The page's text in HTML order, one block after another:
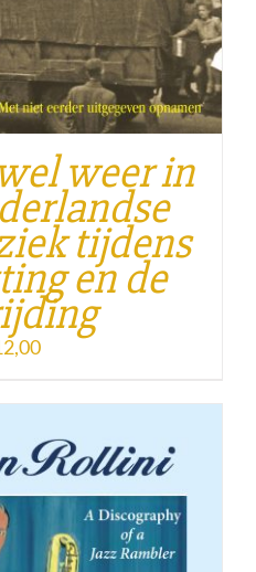
weer in
tijdens
en de